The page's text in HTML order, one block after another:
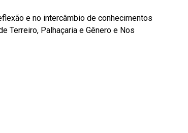
e no intercâmbio de conhecimentos
Terreiro, Palhaçaria e Gênero e Nos